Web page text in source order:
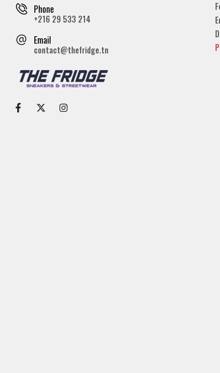
Phone
+216 29 533 214
Email
contact@thefridge.tn